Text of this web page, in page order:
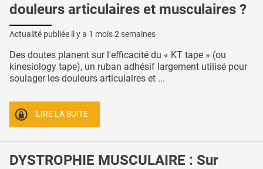
douleurs articulaires et musculaires ?
Actualité publiée il y a 1 mois 2 semaines
Des doutes planent sur l'efficacité du « KT tape » (ou
kinesiology tape), un ruban adhésif largement utilisé pour
soulager les douleurs articulaires et ...
LIRE LA SUITE
DYSTROPHIE MUSCULAIRE : Sur